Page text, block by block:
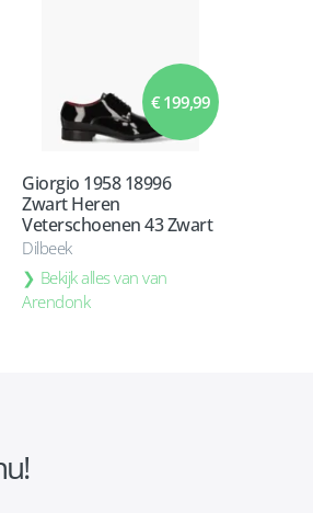
€ 199,99
Giorgio 1958 18996
Zwart Heren
Veterschoenen 43 Zwart
Dilbeek
Bekijk alles van van
Arendonk